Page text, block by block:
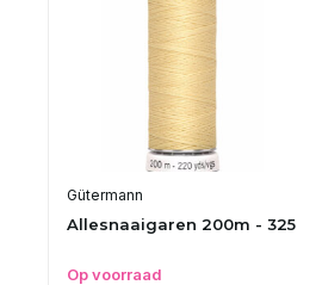
Gütermann
Allesnaaigaren 200m - 325
Op voorraad